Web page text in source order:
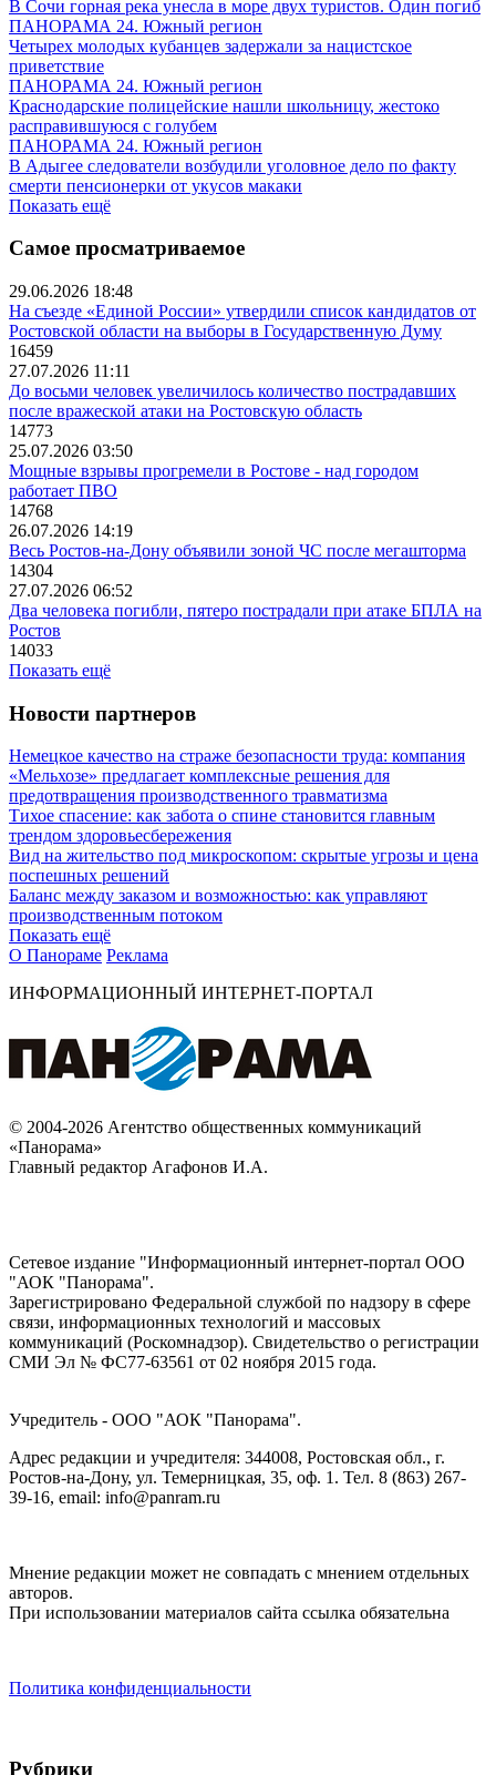
В Сочи горная река унесла в море двух туристов. Один погиб
ПАНОРАМА 24. Южный регион
Четырех молодых кубанцев задержали за нацистское
приветствие
ПАНОРАМА 24. Южный регион
Краснодарские полицейские нашли школьницу, жестоко
расправившуюся с голубем
ПАНОРАМА 24. Южный регион
В Адыгее следователи возбудили уголовное дело по факту
смерти пенсионерки от укусов макаки
Показать ещё
Самое просматриваемое
29.06.2026 18:48
На съезде «Единой России» утвердили список кандидатов от
Ростовской области на выборы в Государственную Думу
16459
27.07.2026 11:11
До восьми человек увеличилось количество пострадавших
после вражеской атаки на Ростовскую область
14773
25.07.2026 03:50
Мощные взрывы прогремели в Ростове - над городом
работает ПВО
14768
26.07.2026 14:19
Весь Ростов-на-Дону объявили зоной ЧС после мегашторма
14304
27.07.2026 06:52
Два человека погибли, пятеро пострадали при атаке БПЛА на
Ростов
14033
Показать ещё
Новости партнеров
Немецкое качество на страже безопасности труда: компания
«Мельхозе» предлагает комплексные решения для
предотвращения производственного травматизма
Тихое спасение: как забота о спине становится главным
трендом здоровьесбережения
Вид на жительство под микроскопом: скрытые угрозы и цена
поспешных решений
Баланс между заказом и возможностью: как управляют
производственным потоком
Показать ещё
О Панораме Реклама
ИНФОРМАЦИОННЫЙ ИНТЕРНЕТ-ПОРТАЛ
© 2004-2026 Агентство общественных коммуникаций
«Панорама»
Главный редактор Агафонов И.А.
Сетевое издание "Информационный интернет-портал ООО
"АОК "Панорама".
Зарегистрировано Федеральной службой по надзору в сфере
связи, информационных технологий и массовых
коммуникаций (Роскомнадзор). Cвидетельство о регистрации
СМИ Эл № ФС77-63561 от 02 ноября 2015 года.
Учредитель - ООО "АОК "Панорама".
Адрес редакции и учредителя: 344008, Ростовская обл., г.
Ростов-на-Дону, ул. Темерницкая, 35, оф. 1. Тел. 8 (863) 267-
39-16, email: info@panram.ru
Мнение редакции может не совпадать с мнением отдельных
авторов.
При использовании материалов сайта ссылка обязательна
Политика конфиденциальности
Рубрики